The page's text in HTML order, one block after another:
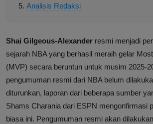
Analisis Redaksi
Shai Gilgeous-Alexander resmi menjadi
sejarah NBA yang berhasil meraih gelar
(MVP) secara beruntun untuk musim 2025-
pengumuman resmi dari NBA belum
diturunkan, laporan dari beberapa sumber
Shams Charania dari ESPN mengonfirmasi
biasa ini. Pengumuman resmi akan